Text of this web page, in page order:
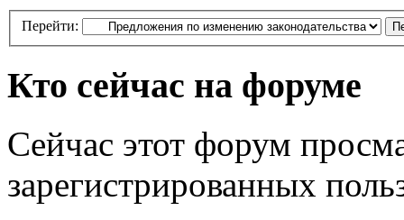
Перейти:
Кто сейчас на форуме
Сейчас этот форум
зарегистрированных